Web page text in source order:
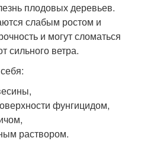
плодовых деревьев.
слабым ростом и
и могут сломаться
сильного ветра.
фунгицидом,
раствором.